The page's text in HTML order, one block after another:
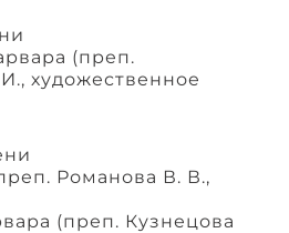
(преп.
художественное
Романова В. В.,
(преп. Кузнецова